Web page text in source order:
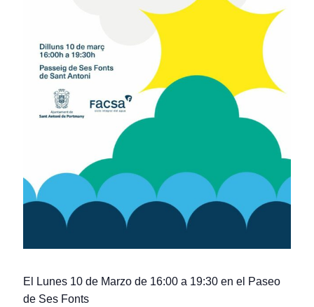
El Lunes 10 de Marzo de 16:00 a 19:30 en el Paseo
de Ses Fonts